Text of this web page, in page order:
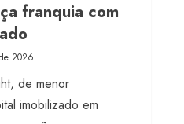
franquia com
2026
de menor
imobilizado em